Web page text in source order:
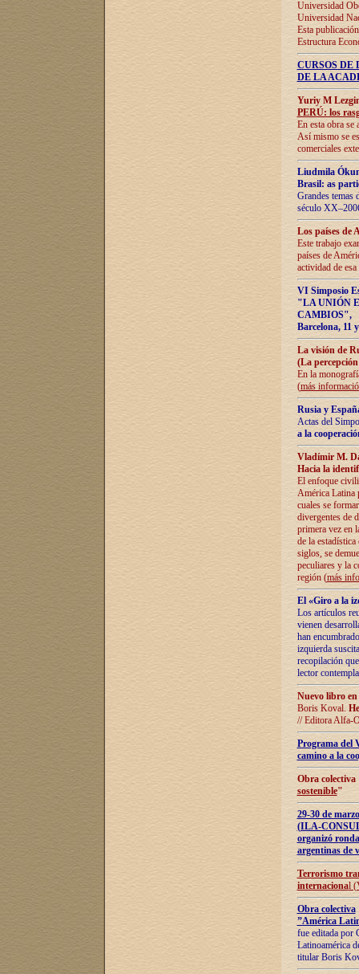
Universidad
Universidad
Esta
Estructura
CURSOS
DE LA
Yuriy M
PERÚ: los
En esta obra se
Así mismo se
comerciales
Liudmila
Brasil: as
Grandes temas
século
Los países de
Este trabajo
países de
actividad de
VI Simposio
"LA UNIÓN
CAMBIOS",
Barcelona, 11
La visión de
(La
En la
(más
Rusia y
Actas del
a la
Vladímir M.
Hacia la
El enfoque
América Latina
cuales se
divergentes de
primera vez en
de la
siglos, se
peculiares y la
región (más
El «Giro a la
Los artículos
vienen
han
izquierda
recopilación
lector
Nuevo libro
Boris Koval.
// Editora Alfa-
Programa del
camino a la
Obra
sostenible"
29-30 de
(ILA-
organizó
argentinas de
Terrorismo
internacional
Obra colectiva
”América
fue editada por
Latinoamérica
titular Boris